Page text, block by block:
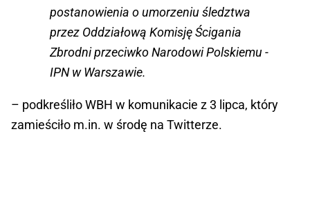
postanowienia o umorzeniu śledztwa
przez Oddziałową Komisję Ścigania
Zbrodni przeciwko Narodowi Polskiemu -
IPN w Warszawie.
– podkreśliło WBH w komunikacie z 3 lipca, który
zamieściło m.in. w środę na Twitterze.